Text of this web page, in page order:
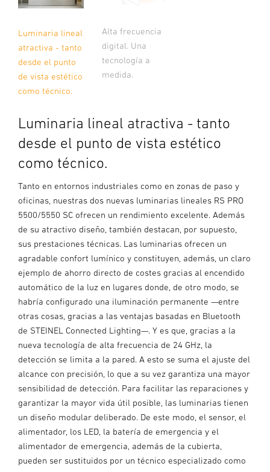
Luminaria lineal
atractiva - tanto
desde el punto
de vista estético
como técnico.
Alta frecuencia
digital. Una
tecnología a
medida.
Luminaria lineal atractiva - tanto
desde el punto de vista estético
como técnico.
Tanto en entornos industriales como en zonas de paso y
oficinas, nuestras dos nuevas luminarias lineales RS PRO
5500/5550 SC ofrecen un rendimiento excelente. Además
de su atractivo diseño, también destacan, por supuesto,
sus prestaciones técnicas. Las luminarias ofrecen un
agradable confort lumínico y constituyen, además, un claro
ejemplo de ahorro directo de costes gracias al encendido
automático de la luz en lugares donde, de otro modo, se
habría configurado una iluminación permanente —entre
otras cosas, gracias a las ventajas basadas en Bluetooth
de STEINEL Connected Lighting—. Y es que, gracias a la
nueva tecnología de alta frecuencia de 24 GHz, la
detección se limita a la pared. A esto se suma el ajuste del
alcance con precisión, lo que a su vez garantiza una mayor
sensibilidad de detección. Para facilitar las reparaciones y
garantizar la mayor vida útil posible, las luminarias tienen
un diseño modular deliberado. De este modo, el sensor, el
alimentador, los LED, la batería de emergencia y el
alimentador de emergencia, además de la cubierta,
pueden ser sustituidos por un técnico especializado como